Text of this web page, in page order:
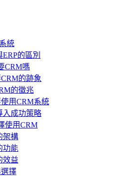
統
的區別
CRM嗎
的跡象
的徵兆
用CRM系統
入成功策略
使用CRM
架構
功能
效益
擇